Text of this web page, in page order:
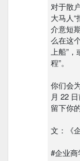
对于散
大马人
介意短
么在这
上船”
程”。
你们会
月 22
留下你
文：《
#企业